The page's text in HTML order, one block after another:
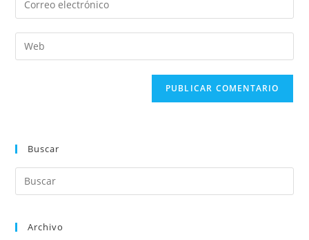
Buscar
Archivo